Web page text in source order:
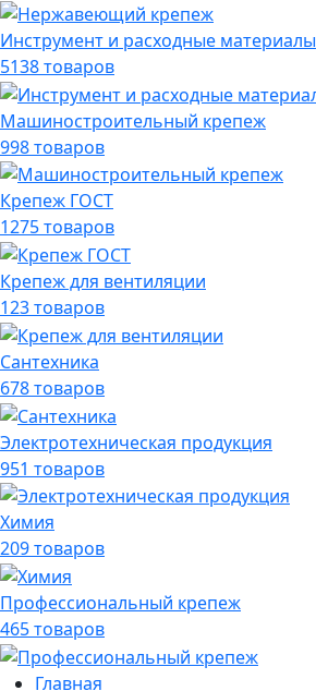
Инструмент и расходные материалы
5138 товаров
Машиностроительный крепеж
998 товаров
Крепеж ГОСТ
1275 товаров
Крепеж для вентиляции
123 товаров
Сантехника
678 товаров
Электротехническая продукция
951 товаров
Химия
209 товаров
Профессиональный крепеж
465 товаров
Главная